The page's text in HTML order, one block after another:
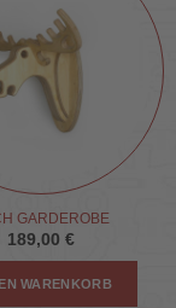
GARDEROBE
189,00 €
WARENKORB